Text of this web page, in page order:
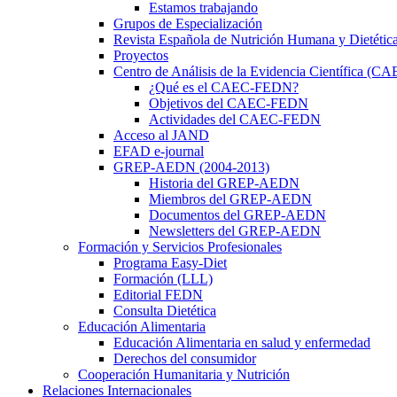
Estamos trabajando
Grupos de Especialización
Revista Española de Nutrición Humana y Dietética
Proyectos
Centro de Análisis de la Evidencia Científica
¿Qué es el CAEC-FEDN?
Objetivos del CAEC-FEDN
Actividades del CAEC-FEDN
Acceso al JAND
EFAD e-journal
GREP-AEDN (2004-2013)
Historia del GREP-AEDN
Miembros del GREP-AEDN
Documentos del GREP-AEDN
Newsletters del GREP-AEDN
Formación y Servicios Profesionales
Programa Easy-Diet
Formación (LLL)
Editorial FEDN
Consulta Dietética
Educación Alimentaria
Educación Alimentaria en salud y enfermedad
Derechos del consumidor
Cooperación Humanitaria y Nutrición
Relaciones Internacionales